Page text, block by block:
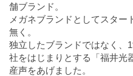
舗ブランド。
メガネブランドとしてスター
無く。
独立したブランドではなく、
社をはじまりとする「福井光
産声をあげました。